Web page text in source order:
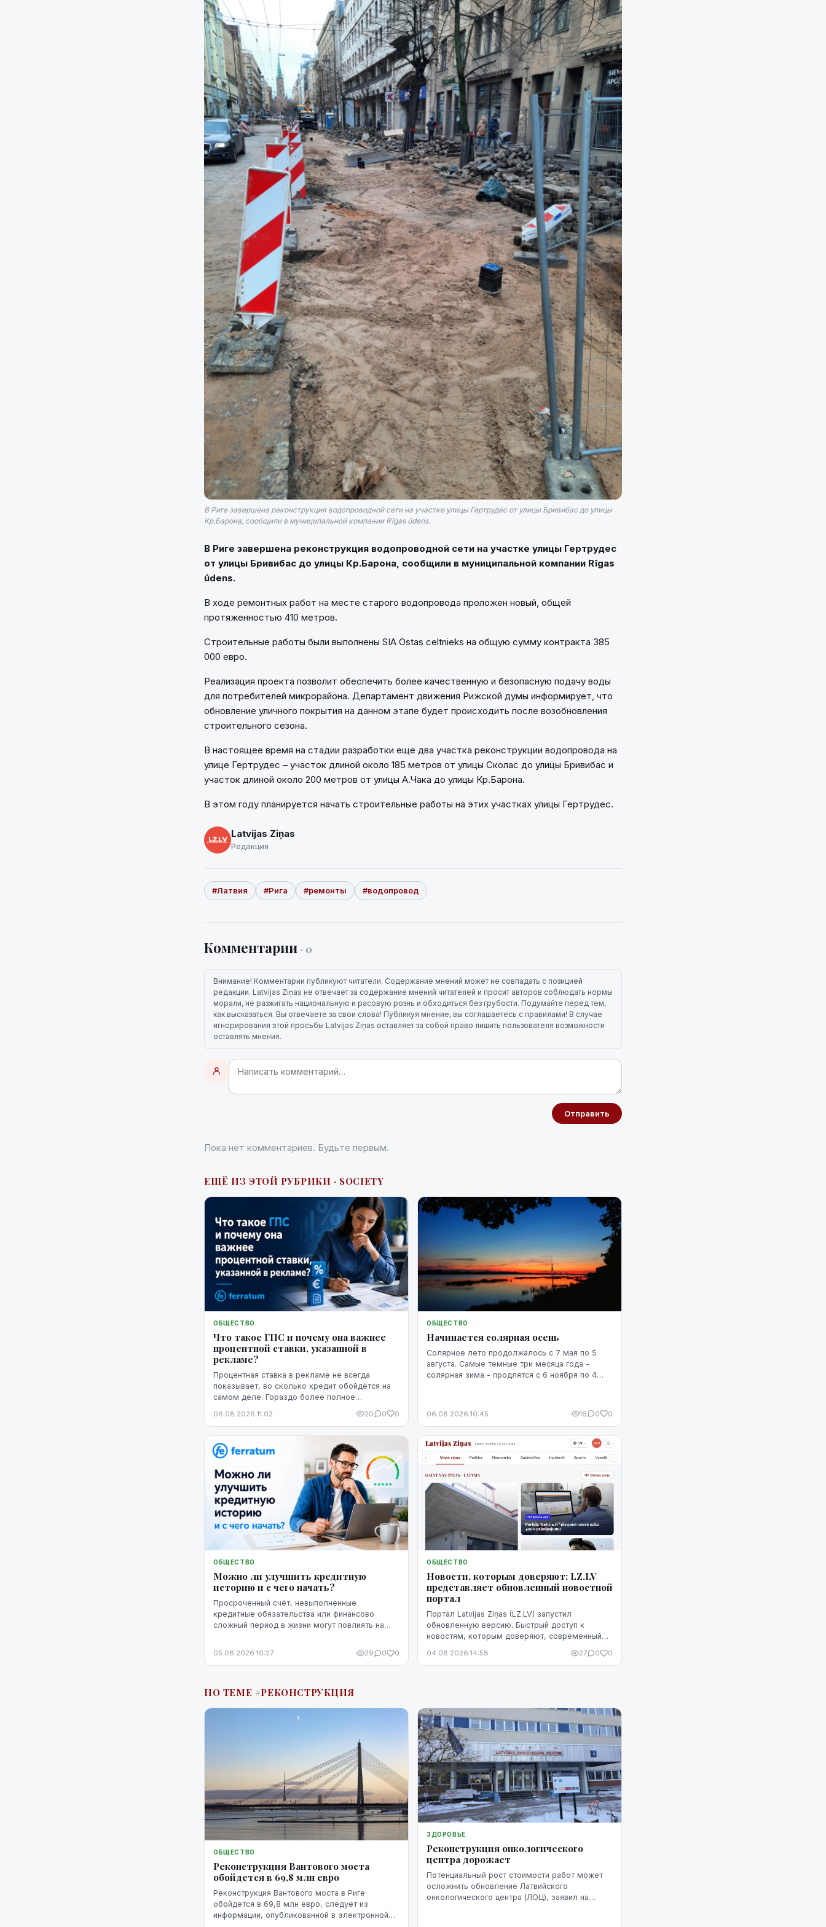
В Риге завершена реконструкция водопроводной сети на участке улицы Гертрудес от улицы Бривибас до улицы
Кр.Барона, сообщили в муниципальной компании Rīgas ūdens.
В Риге завершена реконструкция водопроводной сети на участке улицы Гертрудес
от улицы Бривибас до улицы Кр.Барона, сообщили в муниципальной компании Rīgas
ūdens.
В ходе ремонтных работ на месте старого водопровода проложен новый, общей
протяженностью 410 метров.
Строительные работы были выполнены SIA Ostas celtnieks на общую сумму контракта 385
000 евро.
Реализация проекта позволит обеспечить более качественную и безопасную подачу воды
для потребителей микрорайона. Департамент движения Рижской думы информирует, что
обновление уличного покрытия на данном этапе будет происходить после возобновления
строительного сезона.
В настоящее время на стадии разработки еще два участка реконструкции водопровода на
улице Гертрудес – участок длиной около 185 метров от улицы Сколас до улицы Бривибас и
участок длиной около 200 метров от улицы А.Чака до улицы Кр.Барона.
В этом году планируется начать строительные работы на этих участках улицы Гертрудес.
Latvijas Ziņas
Редакция
#Латвия #Рига #ремонты #водопровод
Комментарии · 0
Внимание! Комментарии публикуют читатели. Содержание мнений может не совпадать с позицией
редакции. Latvijas Ziņas не отвечает за содержание мнений читателей и просит авторов соблюдать нормы
морали, не разжигать национальную и расовую рознь и обходиться без грубости. Подумайте перед тем,
как высказаться. Вы отвечаете за свои слова! Публикуя мнение, вы соглашаетесь с правилами! В случае
игнорирования этой просьбы Latvijas Ziņas оставляет за собой право лишить пользователя возможности
оставлять мнения.
Отправить
Пока нет комментариев. Будьте первым.
ЕЩЁ ИЗ ЭТОЙ РУБРИКИ · SOCIETY
ОБЩЕСТВО
Что такое ГПС и почему она важнее
процентной ставки, указанной в
рекламе?
Процентная ставка в рекламе не всегда
показывает, во сколько кредит обойдётся на
самом деле. Гораздо более полное
годовая процентная ставка.
06.08.2026 11:02 20 0 0
ОБЩЕСТВО
Начинается солярная осень
Солярное лето продолжалось с 7 мая по 5
августа. Самые темные три месяца года -
солярная зима - продлятся с 6 ноября по 4
06.08.2026 10:45 16 0 0
ОБЩЕСТВО
Можно ли улучшить кредитную
историю и с чего начать?
Просроченный счёт, невыполненные
кредитные обязательства или финансово
сложный период в жизни могут повлиять на
уже невозможно изменить. Кредитную
выполнение обязательств и продуманные
05.08.2026 10:27 29 0 0
ОБЩЕСТВО
Новости, которым доверяют: LZ.LV
представляет обновленный новостной
портал
Портал Latvijas Ziņas (LZ.LV) запустил
обновленную версию. Быстрый доступ к
новостям, которым доверяют, современный
04.08.2026 14:58 27 0 0
ПО ТЕМЕ #РЕКОНСТРУКЦИЯ
ОБЩЕСТВО
Реконструкция Вантового моста
обойдется в 69,8 млн евро
Реконструкция Вантового моста в Риге
обойдется в 69,8 млн евро, следует из
информации, опубликованной в электронной
ЗДОРОВЬЕ
Реконструкция онкологического
центра дорожает
Потенциальный рост стоимости работ может
осложнить обновление Латвийского
онкологического центра (ЛОЦ), заявил на